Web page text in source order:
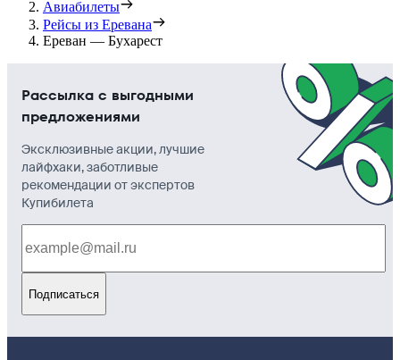
Авиабилеты
Рейсы из Еревана
Ереван — Бухарест
Рассылка с выгодными
предложениями
Эксклюзивные акции, лучшие
лайфхаки, заботливые
рекомендации от экспертов
Купибилета
Подписаться